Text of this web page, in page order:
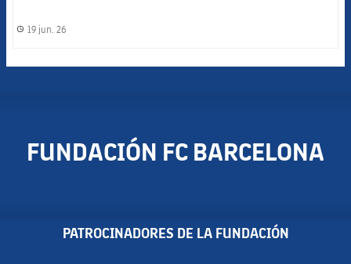
label.share.clock
19 jun. 26
FUNDACIÓN FC BARCELONA
PATROCINADORES DE LA FUNDACIÓN